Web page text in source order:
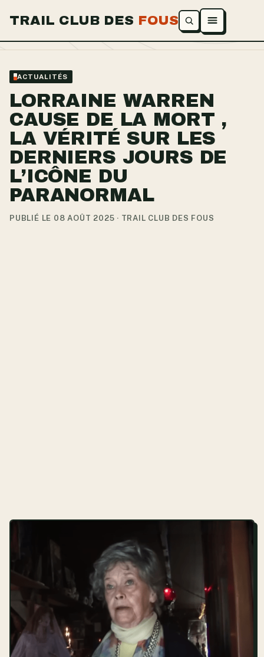
TRAIL CLUB DES FOUS Ouvrir le menu
ACTUALITÉS
LORRAINE WARREN
CAUSE DE LA MORT ,
LA VÉRITÉ SUR LES
DERNIERS JOURS DE
L’ICÔNE DU
PARANORMAL
PUBLIÉ LE 08 AOÛT 2025 · TRAIL CLUB DES FOUS